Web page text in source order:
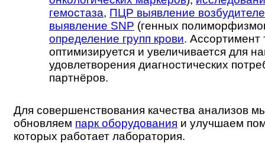
гемостаза, ПЦР выявление
выявление SNP (генных
определение групп крови. Ассортимент
оптимизируется и увеличивается для
удовлетворения диагностических
партнёров.
Для совершенствования качества анализов
обновляем парк оборудования и улучшаем
которых работает лаборатория.